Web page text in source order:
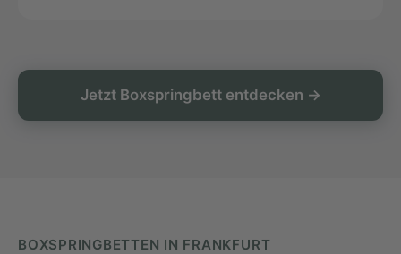
Jetzt Boxspringbett entdecken →
BOXSPRINGBETTEN IN FRANKFURT